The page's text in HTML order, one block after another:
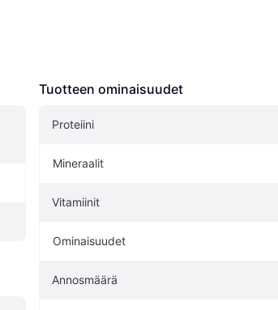
Tuotteen ominaisuudet
Proteiini
Mineraalit
Vitamiinit
Ominaisuudet
Annosmäärä